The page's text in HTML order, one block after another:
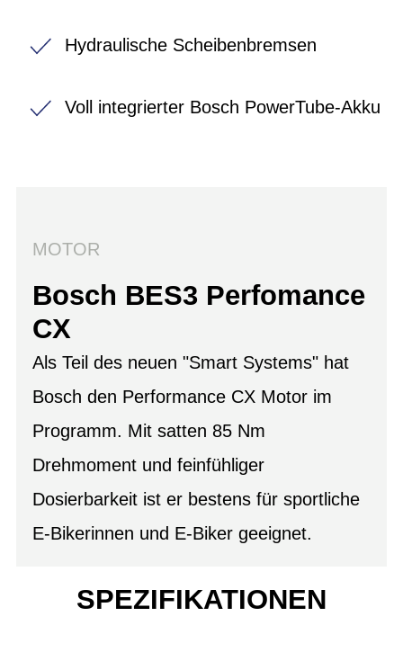
Hydraulische Scheibenbremsen
Voll integrierter Bosch PowerTube-Akku
MOTOR
Bosch BES3 Perfomance
CX
Als Teil des neuen "Smart Systems" hat
Bosch den Performance CX Motor im
Programm. Mit satten 85 Nm
Drehmoment und feinfühliger
Dosierbarkeit ist er bestens für sportliche
E-Bikerinnen und E-Biker geeignet.
SPEZIFIKATIONEN